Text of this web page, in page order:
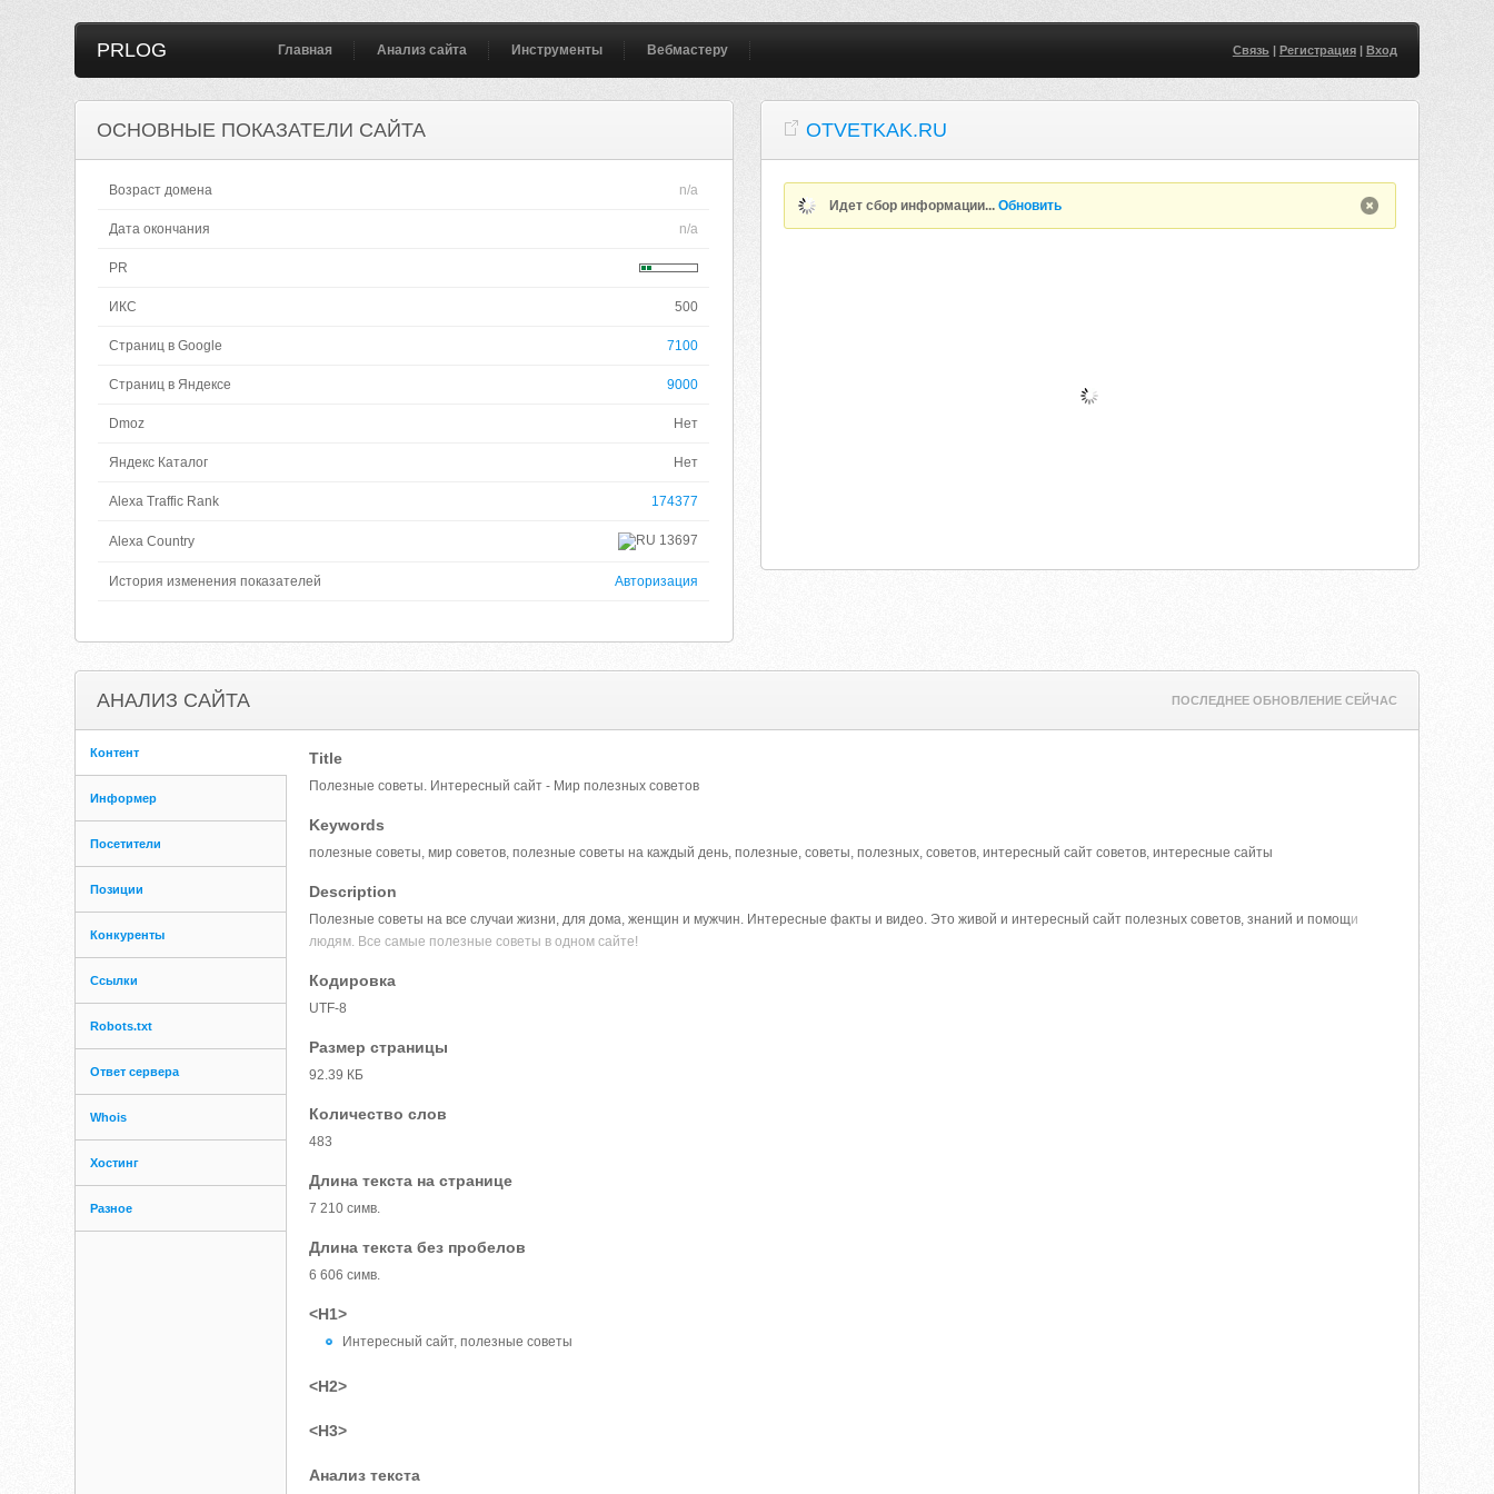
PRLOG Главная Анализ сайта Инструменты Вебмастеру Связь| Регистрация| Вход
ОСНОВНЫЕ ПОКАЗАТЕЛИ САЙТА
Возраст домена n/a
Дата окончания n/a
PR
ИКС 500
Страниц в Google 7100
Страниц в Яндексе 9000
Dmoz Нет
Яндекс Каталог Нет
Alexa Traffic Rank 174377
Alexa Country 13697
История изменения показателей Авторизация
OTVETKAK.RU
Идет сбор информации...Обновить
АНАЛИЗ САЙТА ПОСЛЕДНЕЕ ОБНОВЛЕНИЕ СЕЙЧАС
Контент
Информер
Посетители
Позиции
Конкуренты
Ссылки
Robots.txt
Ответ сервера
Whois
Хостинг
Разное
Title
Полезные советы. Интересный сайт - Мир полезных советов
Keywords
полезные советы, мир советов, полезные советы на каждый день, полезные, советы, полезных, советов, интересный сайт советов, интересные сайты
Description
Полезные советы на все случаи жизни, для дома, женщин и мужчин. Интересные факты и видео. Это живой и интересный сайт полезных советов, знаний и помощи
людям. Все самые полезные советы в одном сайте!
Кодировка
UTF-8
Размер страницы
92.39 КБ
Количество слов
483
Длина текста на странице
7 210 симв.
Длина текста без пробелов
6 606 симв.
<H1>
Интересный сайт, полезные советы
<H2>
<H3>
Анализ текста